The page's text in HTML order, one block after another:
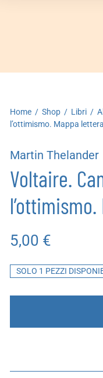
Home / Shop / Libri /
l’ottimismo. Mappa
Martin Thelander
Voltaire.
5,00 €
SOLO 1 PEZZI